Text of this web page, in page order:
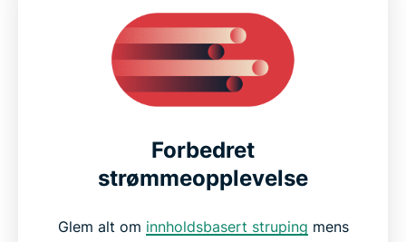
Forbedret
strømmeopplevelse
Glem alt om innholdsbasert struping mens